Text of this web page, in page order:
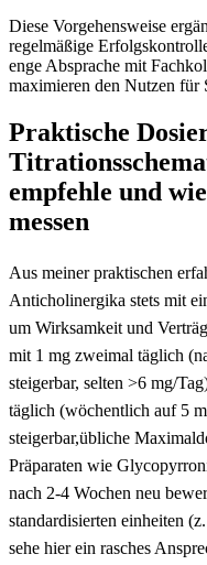
Diese Vorgehensweise
regelmäßige
enge Absprache mit
maximieren den Nutzen⁢ für
Praktische
empfehle und
messen
Aus meiner ‌praktischen
Anticholinergika stets mit
um Wirksamkeit und
mit 1 mg zweimal täglich
steigerbar, selten ⁣>6 mg/
täglich (wöchentlich auf 5
⁢steigerbar,übliche
Präparaten wie
nach 2-4 Wochen neu
standardisierten ⁤einheiten
sehe hier ⁢ein rasches